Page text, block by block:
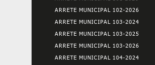
ARRETE MUNICIPAL 102-2026
ARRETE MUNICIPAL 103-2024
ARRETE MUNICIPAL 103-2025
ARRETE MUNICIPAL 103-2026
ARRETE MUNICIPAL 104-2024